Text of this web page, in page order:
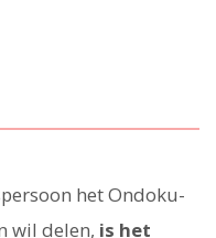
het Ondoku-
wil delen, is het